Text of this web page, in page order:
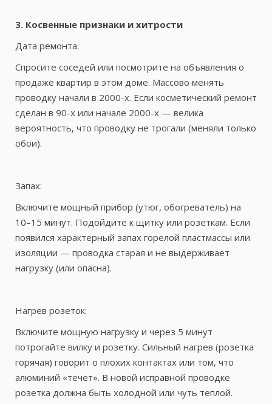
3. Косвенные признаки и хитрости
Дата ремонта:
Спросите соседей или посмотрите на объявления о
продаже квартир в этом доме. Массово менять
проводку начали в 2000-х. Если косметический ремонт
сделан в 90-х или начале 2000-х — велика
вероятность, что проводку не трогали (меняли только
обои).
Запах:
Включите мощный прибор (утюг, обогреватель) на
10–15 минут. Подойдите к щитку или розеткам. Если
появился характерный запах горелой пластмассы или
изоляции — проводка старая и не выдерживает
нагрузку (или опасна).
Нагрев розеток:
Включите мощную нагрузку и через 5 минут
потрогайте вилку и розетку. Сильный нагрев (розетка
горячая) говорит о плохих контактах или том, что
алюминий «течет». В новой исправной проводке
розетка должна быть холодной или чуть теплой.